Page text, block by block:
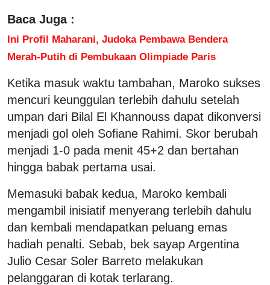
Baca Juga :
Ini Profil Maharani, Judoka Pembawa Bendera
Merah-Putih di Pembukaan Olimpiade Paris
Ketika masuk waktu tambahan, Maroko sukses
mencuri keunggulan terlebih dahulu setelah
umpan dari Bilal El Khannouss dapat dikonversi
menjadi gol oleh Sofiane Rahimi. Skor berubah
menjadi 1-0 pada menit 45+2 dan bertahan
hingga babak pertama usai.
Memasuki babak kedua, Maroko kembali
mengambil inisiatif menyerang terlebih dahulu
dan kembali mendapatkan peluang emas
hadiah penalti. Sebab, bek sayap Argentina
Julio Cesar Soler Barreto melakukan
pelanggaran di kotak terlarang.